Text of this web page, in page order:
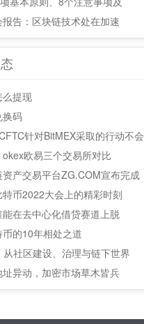
告：区块链技术处在加速
么提现
换码
针对BitMEX采取的行动不会
欧易三个交易所对比
产交易平台ZG.COM宣布完成
币2022大会上的精彩时刻
在去中心化借贷赛道上脱
的10年相处之道
从社区建设、治理与链下世界
异动，加密市场草木皆兵